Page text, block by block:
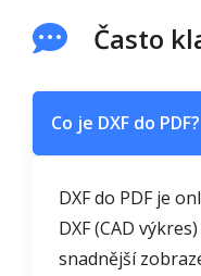
Často
Co je DXF do PDF?
DXF do PDF je
DXF (CAD
snadnější